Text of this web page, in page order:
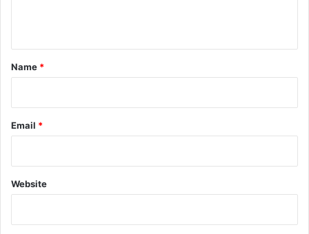
*
Name *
Email *
Website